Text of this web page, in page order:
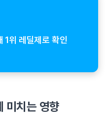
1위 레딜제로 확인
미치는 영향